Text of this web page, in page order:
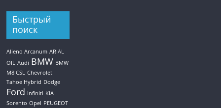
Быстрый
поиск
Alieno Arcanum ARIAL
OIL Audi BMW BMW
M8 CSL Chevrolet
Tahoe Hybrid Dodge
Ford Infiniti KIA
Sorento Opel PEUGEOT